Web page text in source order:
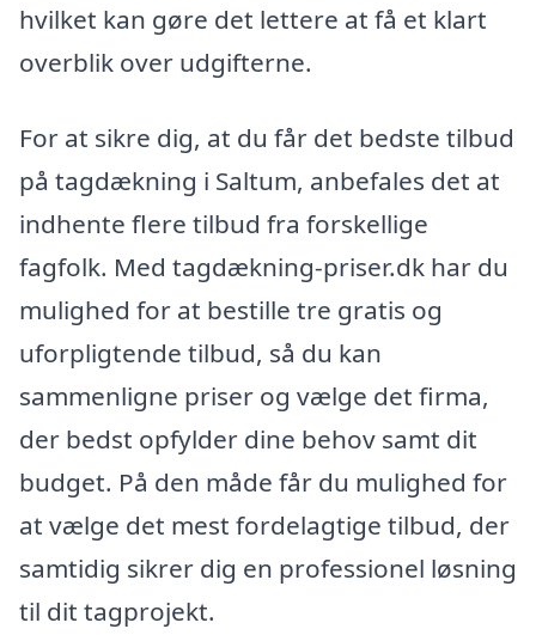
hvilket kan gøre det lettere at få et klart
overblik over udgifterne.
For at sikre dig, at du får det bedste tilbud
på tagdækning i Saltum, anbefales det at
indhente flere tilbud fra forskellige
fagfolk. Med tagdækning-priser.dk har du
mulighed for at bestille tre gratis og
uforpligtende tilbud, så du kan
sammenligne priser og vælge det firma,
der bedst opfylder dine behov samt dit
budget. På den måde får du mulighed for
at vælge det mest fordelagtige tilbud, der
samtidig sikrer dig en professionel løsning
til dit tagprojekt.